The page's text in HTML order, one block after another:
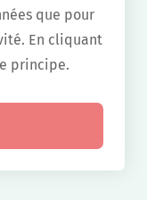
que pour
En cliquant
principe.